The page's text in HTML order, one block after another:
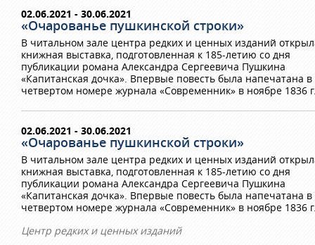
02.06.2021 - 30.06.2021
«Очарованье пушкинской строки»
В читальном зале центра редких и ценных изданий
книжная выставка, подготовленная к 185-летию со дня
публикации романа Александра Сергеевича Пушкина
«Капитанская дочка». Впервые повесть была напечатана в
четвертом номере журнала «Современник» в ноябре 1836
02.06.2021 - 30.06.2021
«Очарованье пушкинской строки»
В читальном зале центра редких и ценных изданий
книжная выставка, подготовленная к 185-летию со дня
публикации романа Александра Сергеевича Пушкина
«Капитанская дочка». Впервые повесть была напечатана в
четвертом номере журнала «Современник» в ноябре 1836
Центр редких и ценных изданий